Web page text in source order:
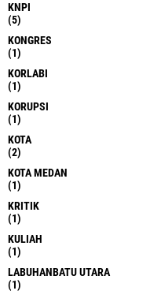
KNPI
(5)
KONGRES
(1)
KORLABI
(1)
KORUPSI
(1)
KOTA
(2)
KOTA MEDAN
(1)
KRITIK
(1)
KULIAH
(1)
LABUHANBATU UTARA
(1)